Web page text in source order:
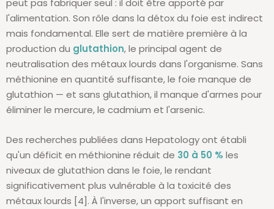
peut pas fabriquer seul : il doit être apporté par
l'alimentation. Son rôle dans la détox du foie est indirect
mais fondamental. Elle sert de matière première à la
production du glutathion, le principal agent de
neutralisation des métaux lourds dans l'organisme. Sans
méthionine en quantité suffisante, le foie manque de
glutathion — et sans glutathion, il manque d'armes pour
éliminer le mercure, le cadmium et l'arsenic.
Des recherches publiées dans Hepatology ont établi
qu'un déficit en méthionine réduit de 30 à 50 % les
niveaux de glutathion dans le foie, le rendant
significativement plus vulnérable à la toxicité des
métaux lourds [4]. À l'inverse, un apport suffisant en